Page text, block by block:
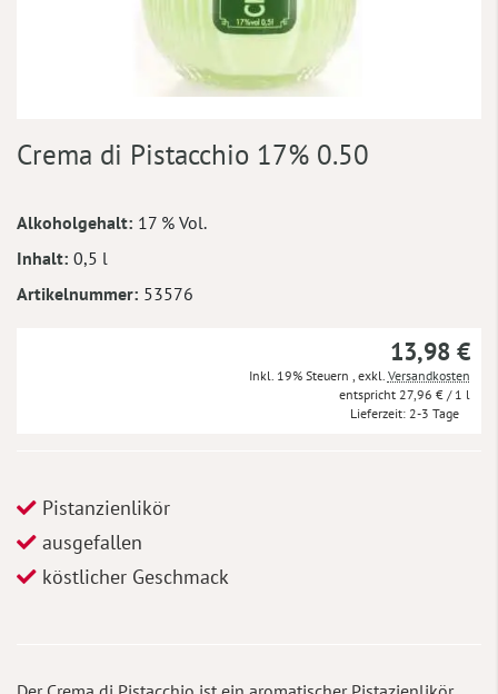
Anfang
springen
Crema di Pistacchio 17% 0.50
Mehr
Informationen
Alkoholgehalt 17 % Vol.
Inhalt 0,5 l
Artikelnummer 53576
13,98 €
Inkl. 19% Steuern exkl. Versandkosten
27,96 € / 1 l
Lieferzeit 2-3 Tage
Pistanzienlikör
ausgefallen
köstlicher Geschmack